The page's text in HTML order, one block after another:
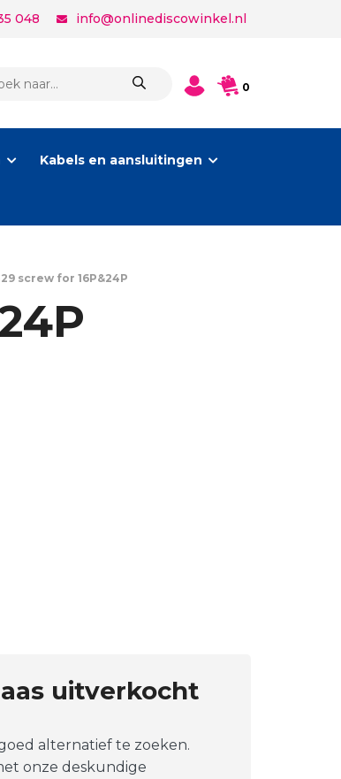
048 info@onlinediscowinkel.nl
0
Kabels en aansluitingen
screw for 16P&24P
uitverkocht
alternatief te zoeken.
onze deskundige